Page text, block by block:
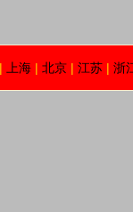
| 上海 | 北京 | 江苏 | 浙